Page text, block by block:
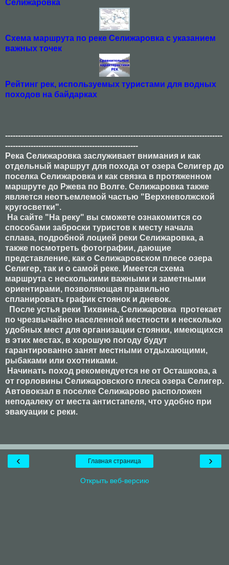
Селижаровка
Схема маршрута по реке Селижаровка с указанием
важных точек
Рейтинг рек, используемых туристами для водных
походов на байдарках
-------------------------------------------------------------------------------------
----------------------------------------------------
Река Селижаровка заслуживает внимания и как
отдельный маршрут для похода от озера Селигер до
поселка Селижаровка и как связка в протяженном
маршруте до Ржева по Волге. Селижаровка также
является неотъемлемой частью "Верхневолжской
кругосветки".
На сайте "На реку" вы сможете ознакомится со
способами заброски туристов к месту начала
сплава, подробной лоцией реки Селижаровка, а
также посмотреть фотографии, дающие
представление, как о Селижаровском плесе озера
Селигер, так и о самой реке. Имеется схема
маршрута с несколькими важными и заметными
ориентирами, позволяющая правильно
спланировать график стоянок и дневок.
После устья реки Тихвина, Селижаровка протекает
по чрезвычайно населенной местности и несколько
удобных мест для организации стоянки, имеющихся
в этих местах, в хорошую погоду будут
гарантированно занят местными отдыхающими,
рыбаками или охотниками.
Начинать поход рекомендуется не от Осташкова, а
от горловины Селижаровского плеса озера Селигер.
Автовокзал в поселке Селижарово расположен
неподалеку от места антистапеля, что удобно при
эвакуации с реки.
‹ ›
Главная страница
Открыть веб-версию